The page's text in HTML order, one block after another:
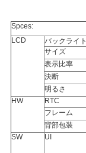
Spces:
LCD
バックライト
サイズ
表示比率
決断
明るさ
HW
RTC
フレーム
背部包装
SW
UI